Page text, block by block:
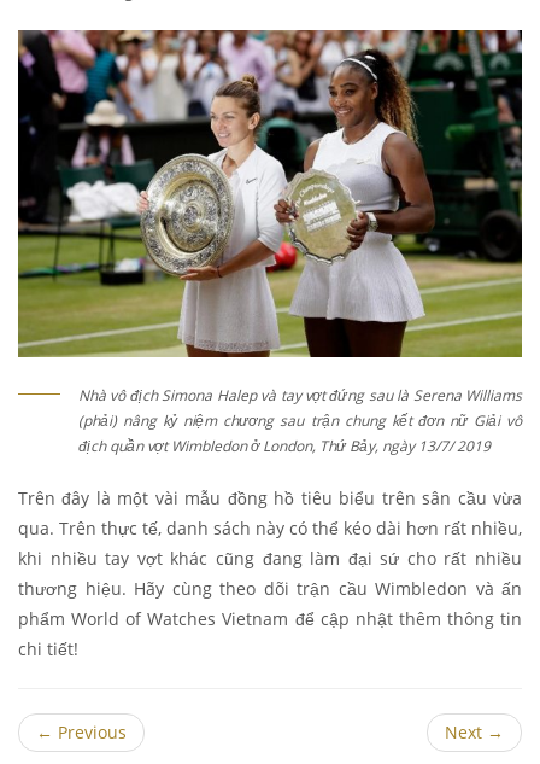
Nhà vô địch Simona Halep và tay vợt đứng sau là Serena Williams
(phải) nâng kỷ niệm chương sau trận chung kết đơn nữ Giải vô
địch quần vợt Wimbledon ở London, Thứ Bảy, ngày 13/7/ 2019
Trên đây là một vài mẫu đồng hồ tiêu biểu trên sân cầu vừa
qua. Trên thực tế, danh sách này có thể kéo dài hơn rất nhiều,
khi nhiều tay vợt khác cũng đang làm đại sứ cho rất nhiều
thương hiệu. Hãy cùng theo dõi trận cầu Wimbledon và ấn
phẩm World of Watches Vietnam để cập nhật thêm thông tin
chi tiết!
← Previous Next →